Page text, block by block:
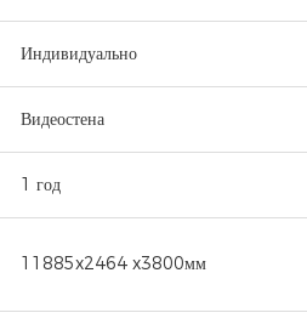
Индивидуально
Видеостена
1 год
11885x2464 x3800мм